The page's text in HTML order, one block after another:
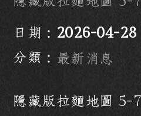
日期： 2026-04-28
分類： 最新消息
隱藏版拉麵地圖 5-